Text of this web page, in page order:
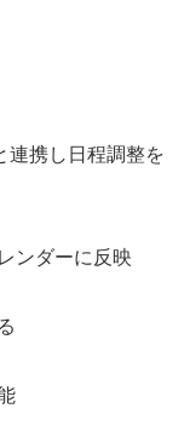
連携し日程調整を
ンダーに反映